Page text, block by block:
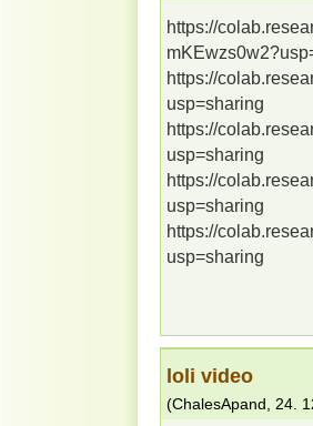
https://
https://
usp=sharing
https://
usp=sharing
https://
usp=sharing
https://
usp=sharing
loli video
(ChalesApand 24.